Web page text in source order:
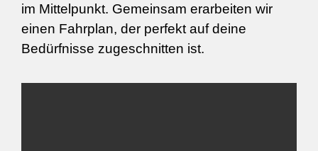
im Mittelpunkt. Gemeinsam erarbeiten wir
einen Fahrplan, der perfekt auf deine
Bedürfnisse zugeschnitten ist.